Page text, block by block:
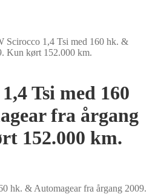
Scirocco 1,4 Tsi med 160 hk. &
Kun kørt 152.000 km.
Tsi med 160
fra årgang
152.000 km.
hk. & Automagear fra årgang 2009.